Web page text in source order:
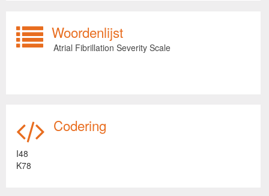
Woordenlijst
Atrial Fibrillation Severity Scale
Codering
I48
K78